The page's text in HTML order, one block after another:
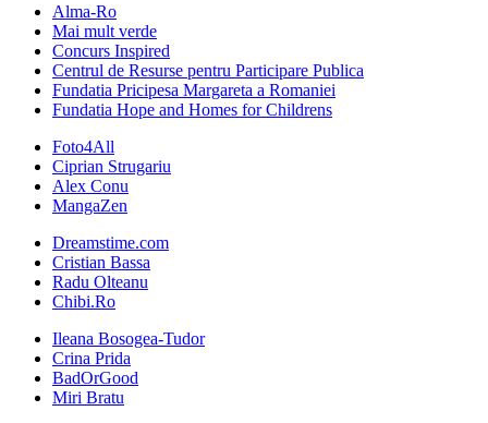
Alma-Ro
Mai mult verde
Concurs Inspired
Centrul de Resurse pentru Participare Publica
Fundatia Pricipesa Margareta a Romaniei
Fundatia Hope and Homes for Childrens
Foto4All
Ciprian Strugariu
Alex Conu
MangaZen
Dreamstime.com
Cristian Bassa
Radu Olteanu
Chibi.Ro
Ileana Bosogea-Tudor
Crina Prida
BadOrGood
Miri Bratu